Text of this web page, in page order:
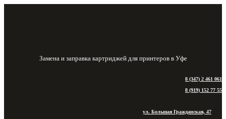
Замена и заправка картриджей для принтеров в Уфе
8 (347) 2 461 061
8 (919) 152 77 55
ул. Большая Гражданская, 47